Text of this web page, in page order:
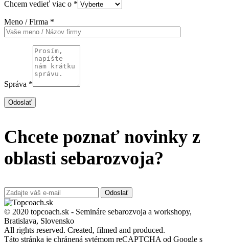
Chcem vedieť viac o *
Meno / Firma *
Správa *
Odoslať
Chcete poznať novinky z
oblasti sebarozvoja?
Odoslať
© 2020 topcoach.sk - Semináre sebarozvoja a workshopy,
Bratislava, Slovensko
All rights reserved. Created, filmed and produced.
Táto stránka je chránená sytémom reCAPTCHA od Google s